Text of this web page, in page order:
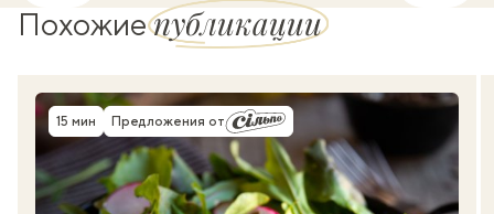
Похожиепубликации
Время приготовления
15 мин Предложения от